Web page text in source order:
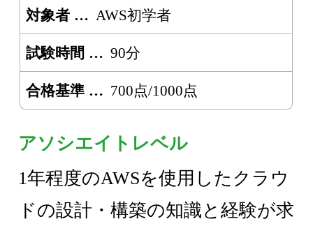
対象者 AWS初学者
試験時間 90分
合格基準 700点/1000点
アソシエイトレベル
1年程度のAWSを使用したクラウ
ドの設計・構築の知識と経験が求